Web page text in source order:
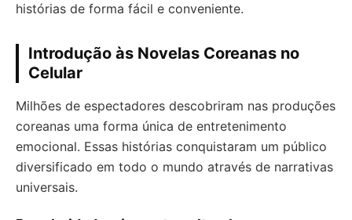
histórias de forma fácil e conveniente.
Introdução às Novelas Coreanas no
Celular
Milhões de espectadores descobriram nas produções
coreanas uma forma única de entretenimento
emocional. Essas histórias conquistaram um público
diversificado em todo o mundo através de narrativas
universais.